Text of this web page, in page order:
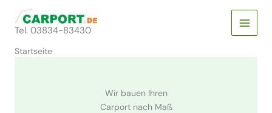
Inhalt
springen
Tel. 03834-83430
Startseite
Wir bauen Ihren
Carport nach Maß